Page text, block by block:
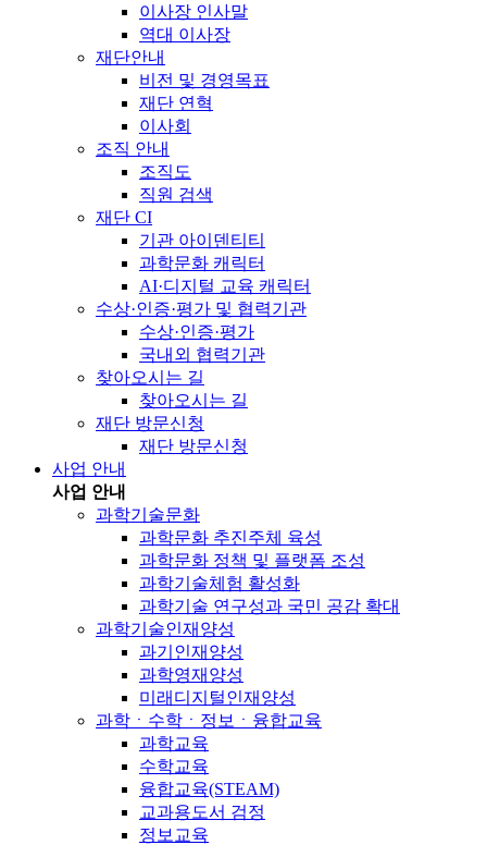
이사장 인사말
역대 이사장
재단안내
비전 및 경영목표
재단 연혁
이사회
조직 안내
조직도
직원 검색
재단 CI
기관 아이덴티티
과학문화 캐릭터
AI·디지털 교육 캐릭터
수상·인증·평가 및 협력기관
수상·인증·평가
국내외 협력기관
찾아오시는 길
찾아오시는 길
재단 방문신청
재단 방문신청
사업 안내
사업 안내
과학기술문화
과학문화 추진주체 육성
과학문화 정책 및 플랫폼 조성
과학기술체험 활성화
과학기술 연구성과 국민 공감 확대
과학기술인재양성
과기인재양성
과학영재양성
미래디지털인재양성
과학ㆍ수학ㆍ정보ㆍ융합교육
과학교육
수학교육
융합교육(STEAM)
교과용도서 검정
정보교육